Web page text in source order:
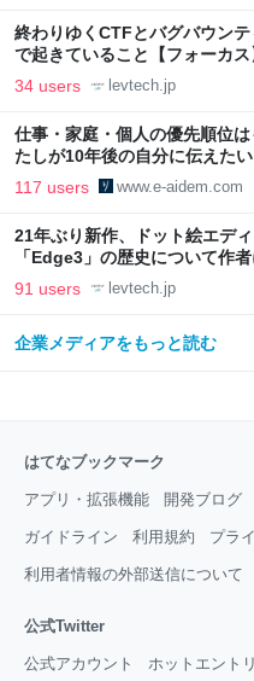
終わりゆくCTFとバグバウン
で起きていること【フォーカ
34 users levtech.jp
仕事・家庭・個人の優先順位
たしが10年後の自分に伝えた
117 users www.e-aidem.com
21年ぶり新作、ドット絵エデ
「Edge3」の歴史について作
LAB
91 users levtech.jp
企業メディアをもっと読む
はてなブックマーク
アプリ・拡張機能 開発ブログ
ガイドライン 利用規約 プラ
利用者情報の外部送信について
公式Twitter
公式アカウント ホットエント